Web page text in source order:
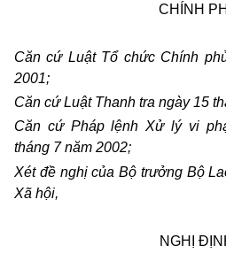
CHÍNH
Căn cứ Luật Tổ chức Chính
2001;
Căn cứ Luật Thanh tra ngày 15
Căn cứ Pháp lệnh Xử lý vi
tháng 7 năm 2002;
Xét đề nghị của Bộ trưởng Bộ
Xã hội,
NGHỊ